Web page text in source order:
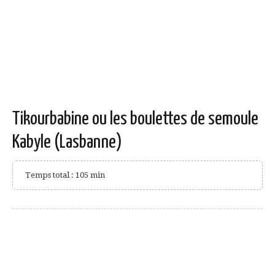
Tikourbabine ou les boulettes de semoule
Kabyle (Lasbanne)
Temps total : 105 min